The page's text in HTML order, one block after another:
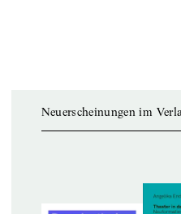
Neuerscheinungen im